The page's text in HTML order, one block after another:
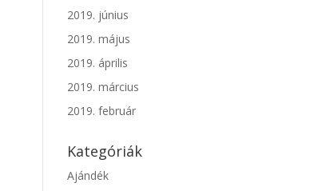
2019. június
2019. május
2019. április
2019. március
2019. február
Kategóriák
Ajándék